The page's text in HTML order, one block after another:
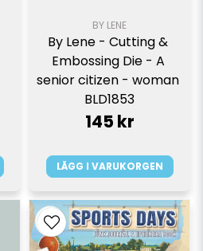
BY LENE
By Lene - Cutting &
Embossing Die - A
senior citizen - woman
BLD1853
145 kr
LÄGG I VARUKORGEN